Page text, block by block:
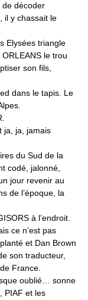
de décoder
il y chassait le
Elysées triangle
ORLEANS le trou
son fils,
dans le tapis. Le
ja, ja, jamais
du Sud de la
codé, jalonné,
jour revenir au
de l’époque, la
à l’endroit.
ce n’est pas
et Dan Brown
son traducteur,
France.
oublié… sonne
PIAF et les